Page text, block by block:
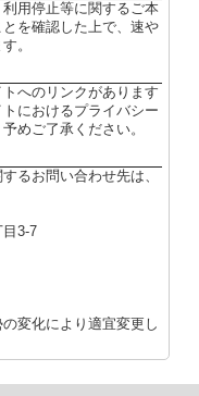
用停止等に関するご本
を確認した上で、速や
。
へのリンクがあります
におけるプライバシー
めご了承ください。
るお問い合わせ先は、
3-7
変化により適宜変更し